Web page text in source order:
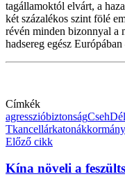
tagállamoktól elvárt, a
két százalékos szint fölé
révén minden bizonnyal a
hadsereg egész
Címkék
agresszióbiztonságCsehDél
Tkancellárkatonákkormány
Előző cikk
Kína növeli a